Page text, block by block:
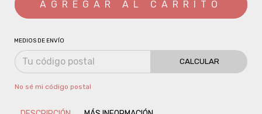
MEDIOS DE ENVÍO
CALCULAR
No sé mi código postal